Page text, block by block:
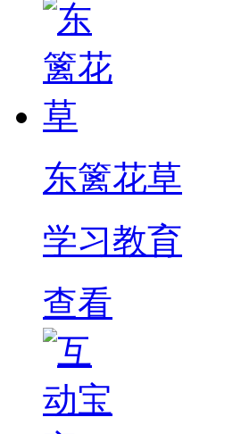
东篱花草
学习教育
查看